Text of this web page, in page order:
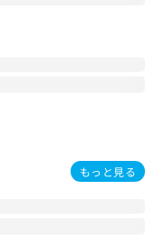
もっと見る